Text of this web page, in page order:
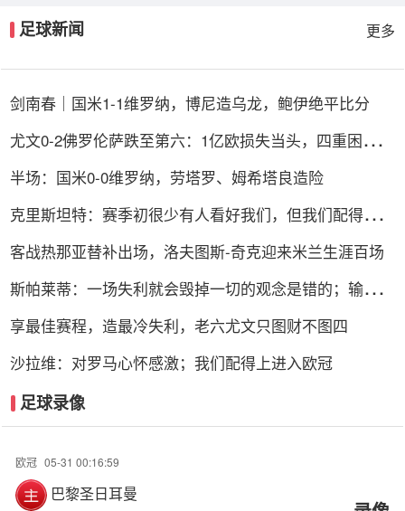
足球新闻 更多
剑南春｜国米1-1维罗纳，博尼造乌龙，鲍伊绝平比分
尤文0-2佛罗伦萨跌至第六：1亿欧损失当头，四重困局谁
半场：国米0-0维罗纳，劳塔罗、姆希塔良造险
克里斯坦特：赛季初很少有人看好我们，但我们配得上进
客战热那亚替补出场，洛夫图斯-奇克迎来米兰生涯百场
斯帕莱蒂：一场失利就会毁掉一切的观念是错的；输球责
享最佳赛程，造最冷失利，老六尤文只图财不图四
沙拉维：对罗马心怀感激；我们配得上进入欧冠
足球录像
欧冠 05-31 00:16:59
巴黎圣日耳曼